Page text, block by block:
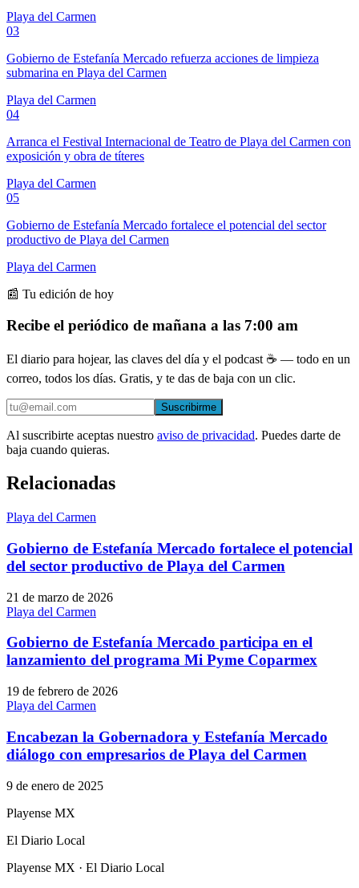
Playa del Carmen
03
Gobierno de Estefanía Mercado refuerza acciones de limpieza
submarina en Playa del Carmen
Playa del Carmen
04
Arranca el Festival Internacional de Teatro de Playa del Carmen con
exposición y obra de títeres
Playa del Carmen
05
Gobierno de Estefanía Mercado fortalece el potencial del sector
productivo de Playa del Carmen
Playa del Carmen
📰 Tu edición de hoy
Recibe el periódico de mañana a las 7:00 am
El diario para hojear, las claves del día y el podcast ☕ — todo en un
correo, todos los días. Gratis, y te das de baja con un clic.
Suscribirme
Al suscribirte aceptas nuestro aviso de privacidad. Puedes darte de
baja cuando quieras.
Relacionadas
Playa del Carmen
Gobierno de Estefanía Mercado fortalece el potencial
del sector productivo de Playa del Carmen
21 de marzo de 2026
Playa del Carmen
Gobierno de Estefanía Mercado participa en el
lanzamiento del programa Mi Pyme Coparmex
19 de febrero de 2026
Playa del Carmen
Encabezan la Gobernadora y Estefanía Mercado
diálogo con empresarios de Playa del Carmen
9 de enero de 2025
Playense MX
El Diario Local
Playense MX · El Diario Local